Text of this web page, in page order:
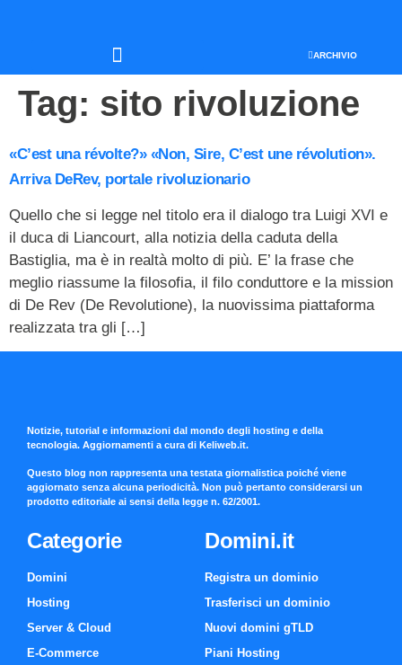
ARCHIVIO
Tag: sito rivoluzione
«C’est una révolte?» «Non, Sire, C’est une révolution».
Arriva DeRev, portale rivoluzionario
Quello che si legge nel titolo era il dialogo tra Luigi XVI e
il duca di Liancourt, alla notizia della caduta della
Bastiglia, ma è in realtà molto di più. E’ la frase che
meglio riassume la filosofia, il filo conduttore e la mission
di De Rev (De Revolutione), la nuovissima piattaforma
realizzata tra gli […]
Notizie, tutorial e informazioni dal mondo degli hosting e della
tecnologia. Aggiornamenti a cura di Keliweb.it.
Questo blog non rappresenta una testata giornalistica poiché viene
aggiornato senza alcuna periodicità. Non può pertanto considerarsi un
prodotto editoriale ai sensi della legge n. 62/2001.
Categorie
Domini
Hosting
Server & Cloud
E-Commerce
Domini.it
Registra un dominio
Trasferisci un dominio
Nuovi domini gTLD
Piani Hosting